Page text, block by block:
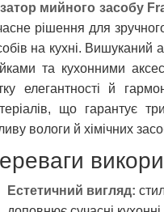
мийного засобу
рішення для
на кухні. Вишуканий
та кухонними
елегантності й
що гарантує
вологи й хімічних
Естетичний вигляд: